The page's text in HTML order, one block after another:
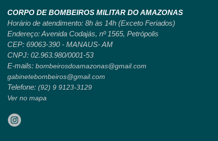
CORPO DE BOMBEIROS MILITAR DO AMAZONAS
Horário de atendimento: 8h às 14h (Exceto Feriados)
Endereço: Avenida Codajás, nº 1565, Petrópolis
CEP: 69063-390 - MANAUS- AM
CNPJ: 02.963.980/0001-53
E-mails: bombeirosdoamazonas@gmail.com
gabinetebombeiros@gmail.com
Telefone: (92) 9 9123-3129
Ver no mapa